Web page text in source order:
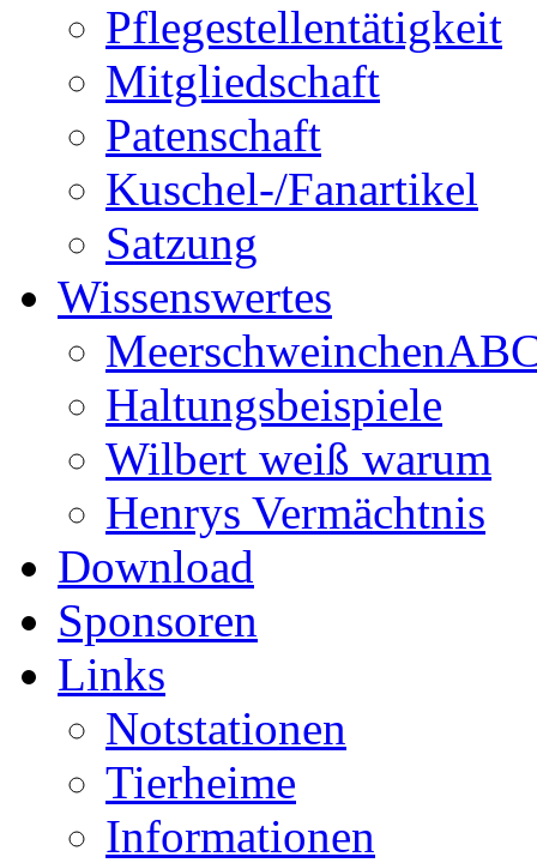
Pflegestellentätigkeit
Mitgliedschaft
Patenschaft
Kuschel-/Fanartikel
Satzung
Wissenswertes
Haltungsbeispiele
Wilbert weiß warum
Henrys Vermächtnis
Download
Sponsoren
Links
Notstationen
Tierheime
Informationen